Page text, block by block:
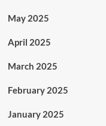
May 2025
April 2025
March 2025
February 2025
January 2025